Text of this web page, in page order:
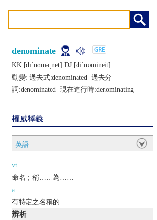
denominate
KK:[dɪˈnɑmǝˌnеt] DJ:[diˈnɒminеit]
動變: 過去式:denominated 過去分
詞:denominated 現在進行時:denominating
權威釋義
英語
vt.
命名；稱……為……
a.
有特定之名稱的
辨析